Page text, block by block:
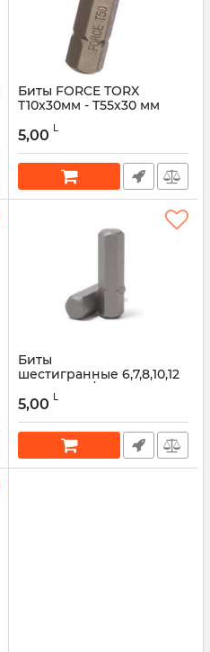
Биты FORCE TORX
T10x30мм - T55x30 мм
Артикул:
5,00 L
Биты
шестигранные 6,7,8,10,12
мм 30 мм 5/16" KINGTUL
Артикул:
5,00 L